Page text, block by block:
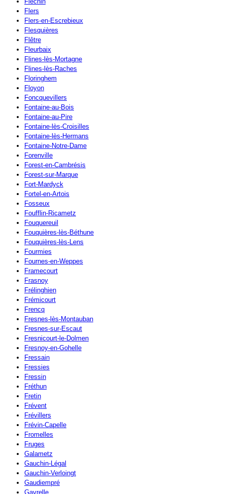
Flers
Flers-en-Escrebieux
Flesquières
Flêtre
Fleurbaix
Flines-lès-Mortagne
Flines-lès-Raches
Floringhem
Floyon
Foncquevillers
Fontaine-au-Bois
Fontaine-au-Pire
Fontaine-lès-Croisilles
Fontaine-lès-Hermans
Fontaine-Notre-Dame
Forenville
Forest-en-Cambrésis
Forest-sur-Marque
Fort-Mardyck
Fortel-en-Artois
Fosseux
Foufflin-Ricametz
Fouquereuil
Fouquières-lès-Béthune
Fouquières-lès-Lens
Fourmies
Fournes-en-Weppes
Framecourt
Frasnoy
Frélinghien
Frémicourt
Frencq
Fresnes-lès-Montauban
Fresnes-sur-Escaut
Fresnicourt-le-Dolmen
Fresnoy-en-Gohelle
Fressain
Fressies
Fressin
Fréthun
Fretin
Frévent
Frévillers
Frévin-Capelle
Fromelles
Fruges
Galametz
Gauchin-Légal
Gauchin-Verloingt
Gaudiempré
Gavrelle